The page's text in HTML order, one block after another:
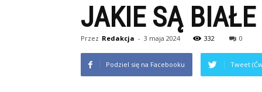
JAKIE SĄ BIAŁE
Przez Redakcja - 3 maja 2024 332 0
Podziel się na Facebooku Tweet